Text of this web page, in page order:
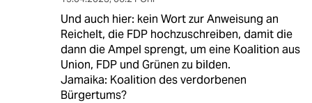
Und auch hier: kein Wort zur Anweisung an
Reichelt, die FDP hochzuschreiben, damit die
dann die Ampel sprengt, um eine Koalition aus
Union, FDP und Grünen zu bilden.
Jamaika: Koalition des verdorbenen
Bürgertums?